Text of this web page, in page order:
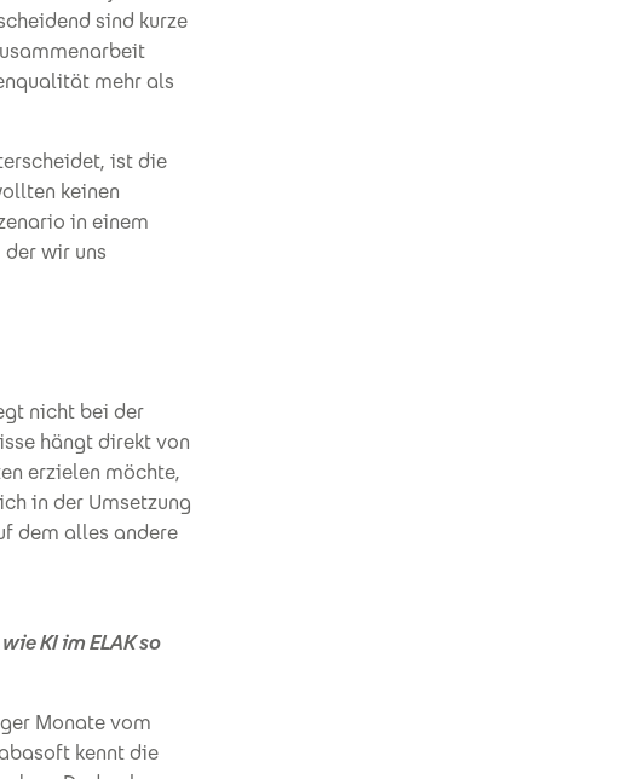
sind kurze
mehr als
ist die
keinen
in einem
wir uns
nicht bei der
hängt direkt von
erzielen möchte,
in der Umsetzung
dem alles andere
KI im ELAK so
Monate vom
kennt die